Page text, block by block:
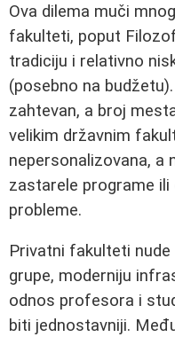
Ova dilema muči
fakulteti, poput
tradiciju i relativno
(posebno na
zahtevan, a broj
velikim državnim
nepersonalizovana, a
zastarele programe
probleme.
Privatni fakulteti
grupe, moderniju
odnos profesora i
biti jednostavniji.